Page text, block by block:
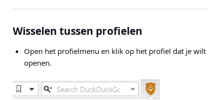
Wisselen tussen profielen
Open het profielmenu en klik op het profiel dat je wilt
openen.